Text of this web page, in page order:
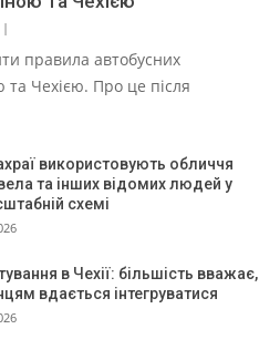
правила автобусних
Чехією. Про це після
використовують обличчя
та інших відомих людей у
схемі
в Чехії: більшість вважає,
вдається інтегруватися